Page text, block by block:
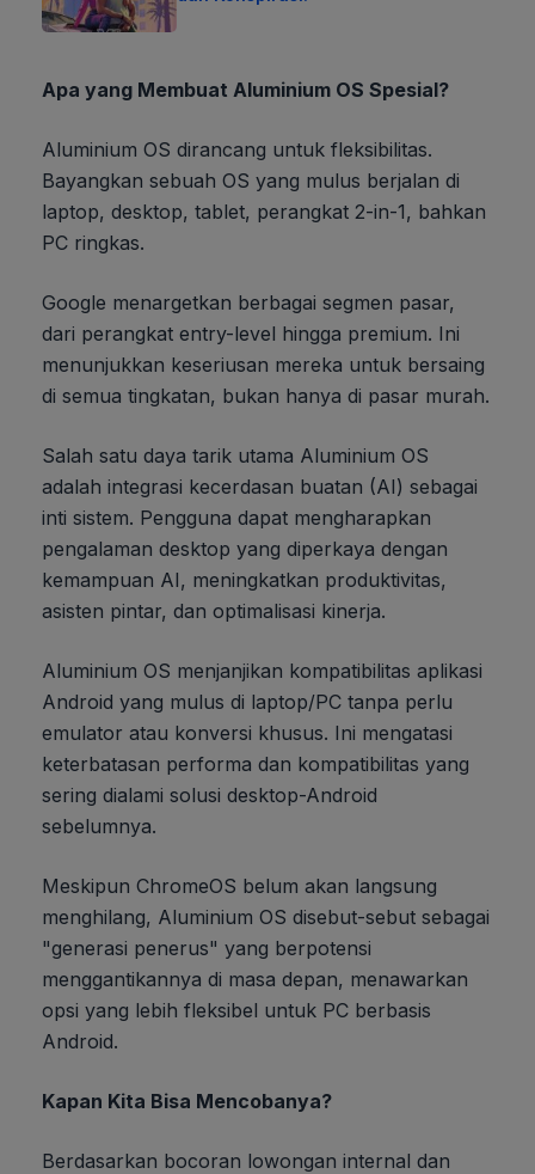
Apa yang Membuat Aluminium OS Spesial?
Aluminium OS dirancang untuk fleksibilitas.
Bayangkan sebuah OS yang mulus berjalan di
laptop, desktop, tablet, perangkat 2-in-1, bahkan
PC ringkas.
Google menargetkan berbagai segmen pasar,
dari perangkat entry-level hingga premium. Ini
menunjukkan keseriusan mereka untuk bersaing
di semua tingkatan, bukan hanya di pasar murah.
Salah satu daya tarik utama Aluminium OS
adalah integrasi kecerdasan buatan (AI) sebagai
inti sistem. Pengguna dapat mengharapkan
pengalaman desktop yang diperkaya dengan
kemampuan AI, meningkatkan produktivitas,
asisten pintar, dan optimalisasi kinerja.
Aluminium OS menjanjikan kompatibilitas aplikasi
Android yang mulus di laptop/PC tanpa perlu
emulator atau konversi khusus. Ini mengatasi
keterbatasan performa dan kompatibilitas yang
sering dialami solusi desktop-Android
sebelumnya.
Meskipun ChromeOS belum akan langsung
menghilang, Aluminium OS disebut-sebut sebagai
"generasi penerus" yang berpotensi
menggantikannya di masa depan, menawarkan
opsi yang lebih fleksibel untuk PC berbasis
Android.
Kapan Kita Bisa Mencobanya?
Berdasarkan bocoran lowongan internal dan